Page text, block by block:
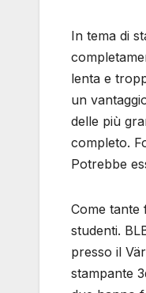
In tema di
lenta e
un
delle più
completo.
Potrebbe
Come tante
studenti.
presso il
stampante